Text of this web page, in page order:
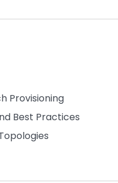
Provisioning
Best Practices